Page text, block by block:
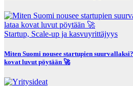
Startup, Scale-up ja kasvuyrittäjyys
Miten Suomi nousee startupien
kovat luvut pöytään 🚀